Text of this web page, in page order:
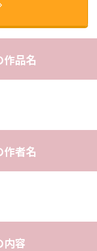
作品名
作者名
内容